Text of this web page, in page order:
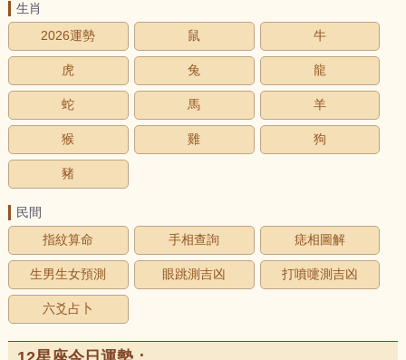
生肖
2026運勢
鼠 牛
虎 兔 龍
蛇 馬 羊
猴 雞 狗
豬
民間
指紋算命
手相查詢 痣相圖解
生男生女預測 眼跳測吉凶 打噴嚏測吉凶
六爻占卜